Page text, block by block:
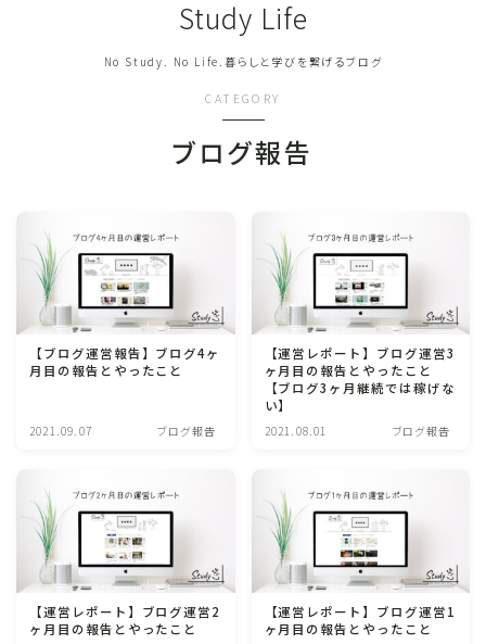
Study Life
No Study. No Life.暮らしと学びを繋げるブログ
CATEGORY
ブログ報告
【ブログ運営報告】ブログ4ヶ
月目の報告とやったこと
2021.09.07 ブログ報告
【運営レポート】ブログ運営3
ヶ月目の報告とやったこと
【ブログ3ヶ月継続では稼げな
い】
2021.08.01 ブログ報告
【運営レポート】ブログ運営2
ヶ月目の報告とやったこと
【運営レポート】ブログ運営1
ヶ月目の報告とやったこと